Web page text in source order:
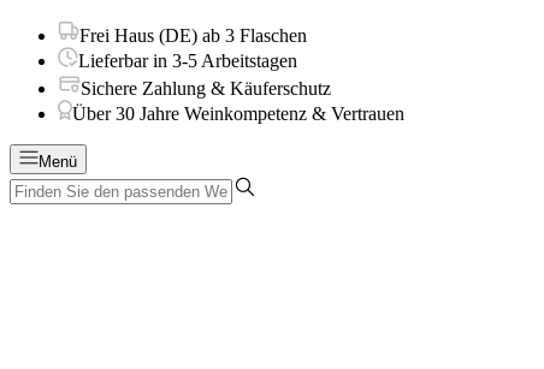
Frei Haus (DE) ab 3 Flaschen
Lieferbar in 3-5 Arbeitstagen
Sichere Zahlung & Käuferschutz
Über 30 Jahre Weinkompetenz & Vertrauen
Menü